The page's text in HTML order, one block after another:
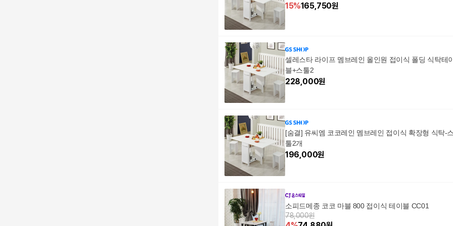
15%165,750원
셀레스타 라이프 멤브레인 올인원 접이식 폴딩 식탁테
블+스툴2
228,000원
[숨결] 유씨엠 코코레인 멤브레인 접이식 확장형 식탁-
툴2개
196,000원
소피드메종 코코 마블 800 접이식 테이블 CC01
78,000원